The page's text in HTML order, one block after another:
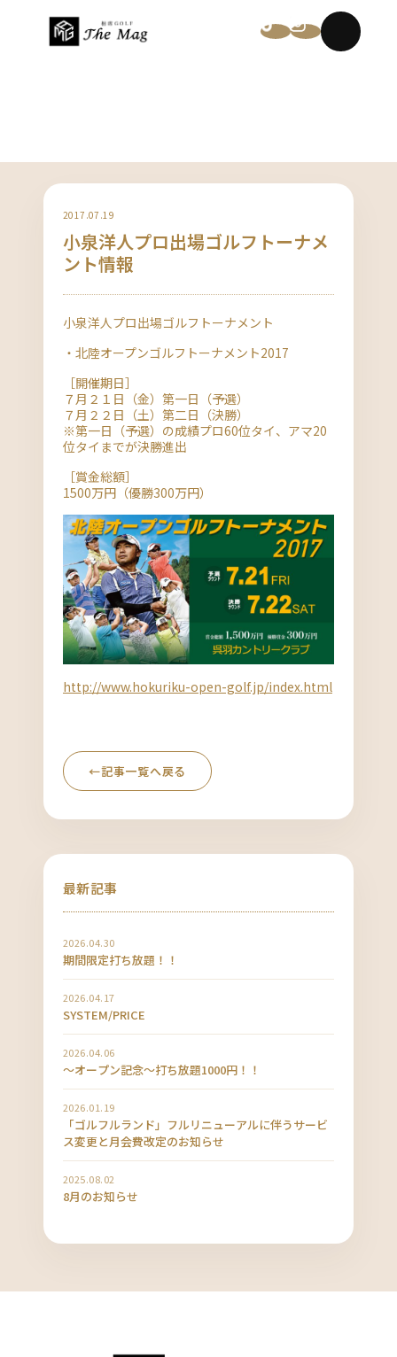
2017.07.19
小泉洋人プロ出場ゴルフトーナメ
ント情報
小泉洋人プロ出場ゴルフトーナメント
・北陸オープンゴルフトーナメント2017
［開催期日］
７月２１日（金）第一日（予選）
７月２２日（土）第二日（決勝）
※第一日（予選）の成績プロ60位タイ、アマ20
位タイまでが決勝進出
［賞金総額］
1500万円（優勝300万円）
http://www.hokuriku-open-golf.jp/index.html
←記事一覧へ戻る
最新記事
2026.04.30
期間限定打ち放題！！
2026.04.17
SYSTEM/PRICE
2026.04.06
〜オープン記念〜打ち放題1000円！！
2026.01.19
「ゴルフルランド」フルリニューアルに伴うサービ
ス変更と月会費改定のお知らせ
2025.08.02
8月のお知らせ